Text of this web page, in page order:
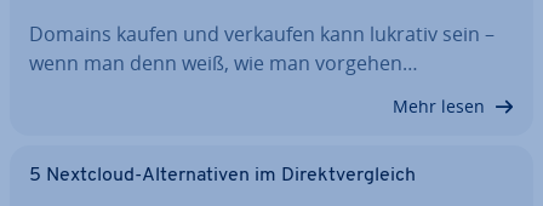
Domains kaufen und verkaufen kann lukrativ sein –
wenn man denn weiß, wie man vorgehen…
Mehr lesen
5 Nextcloud-Al­ter­na­ti­ven im Di­rekt­ver­gleich